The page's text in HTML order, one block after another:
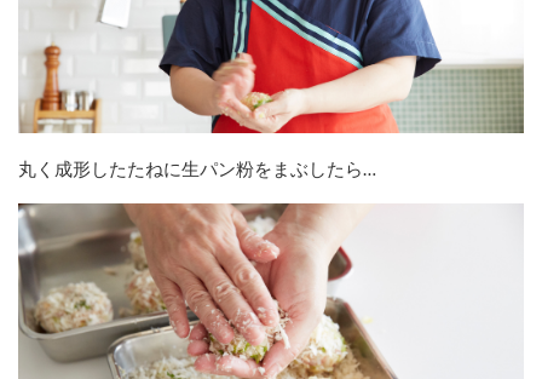
丸く成形したたねに生パン粉をまぶしたら…